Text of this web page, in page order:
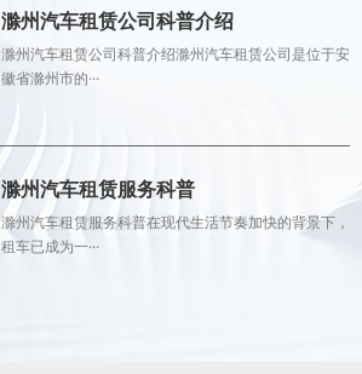
滁州汽车租赁公司科普介绍
滁州汽车租赁公司科普介绍滁州汽车租赁公司是位于安
徽省滁州市的···
滁州汽车租赁服务科普
滁州汽车租赁服务科普在现代生活节奏加快的背景下，
租车已成为一···